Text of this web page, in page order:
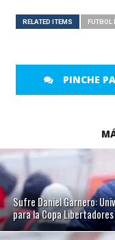
RELATED ITEMS FUTBOL
PINCHE
Sufre Daniel Garnero:
para la Copa Libertadores